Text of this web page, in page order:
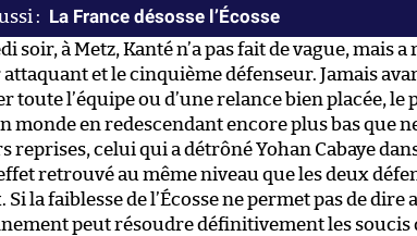
La France désosse l’Écosse
soir, à Metz, Kanté n’a pas fait de vague, mais
et le cinquième défenseur. Jamais
toute l’équipe ou d’une relance bien placée, le
monde en redescendant encore plus bas que
reprises, celui qui a détrôné Yohan Cabaye
effet retrouvé au même niveau que les deux
Si la faiblesse de l’Écosse ne permet pas de dire
peut résoudre définitivement les soucis